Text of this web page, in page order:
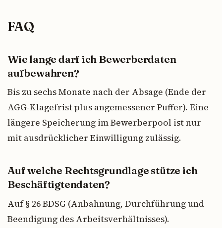
FAQ
Wie lange darf ich Bewerberdaten
aufbewahren?
Bis zu sechs Monate nach der Absage (Ende der
AGG-Klagefrist plus angemessener Puffer). Eine
längere Speicherung im Bewerberpool ist nur
mit ausdrücklicher Einwilligung zulässig.
Auf welche Rechtsgrundlage stütze ich
Beschäftigtendaten?
Auf § 26 BDSG (Anbahnung, Durchführung und
Beendigung des Arbeitsverhältnisses).